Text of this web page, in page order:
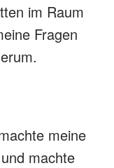
im Raum
Fragen
meine
machte